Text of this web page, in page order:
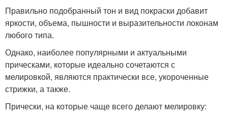
Правильно подобранный тон и вид покраски добавит
яркости, объема, пышности и выразительности локонам
любого типа.
Однако, наиболее популярными и актуальными
прическами, которые идеально сочетаются с
мелировкой, являются практически все, укороченные
стрижки, а также.
Прически, на которые чаще всего делают мелировку: